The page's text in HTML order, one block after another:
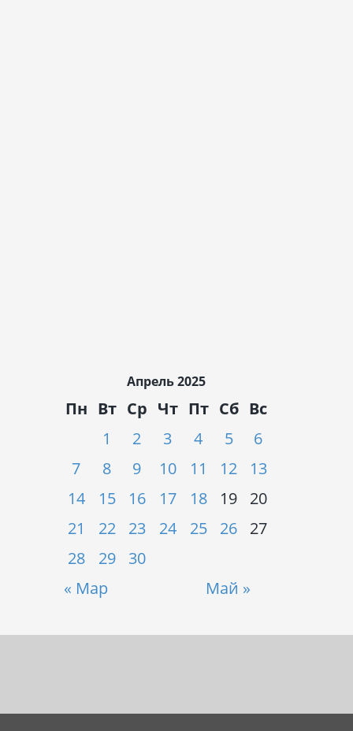
Апрель 2025
Пн Вт Ср Чт Пт Сб Вс
« Мар Май »
1 2 3 4 5
6
7
8 9 10 11 12
13
14
15 16 17 18 19
20
21
22 23 24 25 26
27
28
29 30